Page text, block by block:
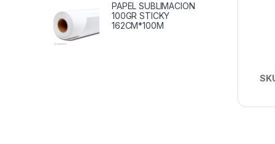
PAPEL SUBLIMACION
100GR STICKY
162CM*100M